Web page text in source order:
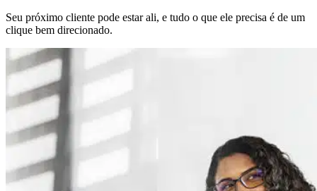
Seu próximo cliente pode estar ali, e tudo o que ele precisa é de um
clique bem direcionado.